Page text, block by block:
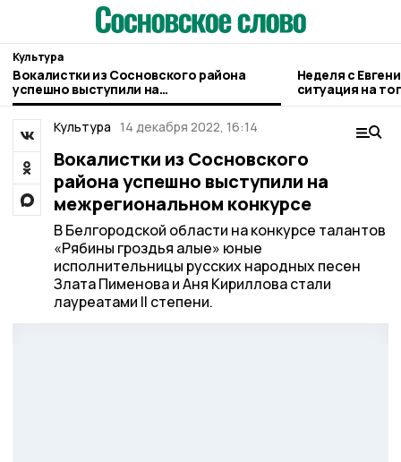
Культура
Вокалистки из Сосновского района
успешно выступили на
межрегиональном конкурсе
Неделя с
ситуация на
городе и
Культура 14 декабря 2022, 16:14
Вокалистки из Сосновского
района успешно выступили на
межрегиональном конкурсе
В Белгородской области на конкурсе талантов
«Рябины гроздья алые» юные
исполнительницы русских народных песен
Злата Пименова и Аня Кириллова стали
лауреатами II степени.